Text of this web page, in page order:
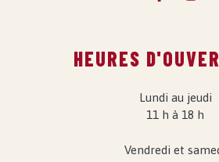
HEURES
Lundi au jeudi
11 h à 18 h
Vendredi et